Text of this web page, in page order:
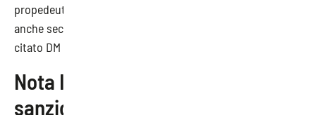
propedeutico alla ammissione agli esami in oggetto,
anche secondo quanto disciplinato dagli artt. 5 e 6 del
citato DM 94/2020”.
Nota INL: la rivalutazione delle
sanzioni in materia di salute e